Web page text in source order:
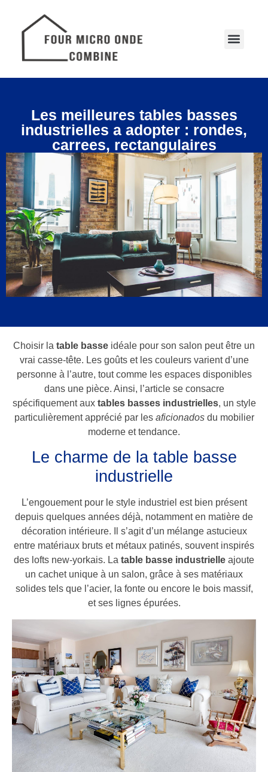
Les meilleures tables basses
industrielles a adopter : rondes,
carrees, rectangulaires
Choisir la table basse idéale pour son salon peut être un
vrai casse-tête. Les goûts et les couleurs varient d’une
personne à l’autre, tout comme les espaces disponibles
dans une pièce. Ainsi, l’article se consacre
spécifiquement aux tables basses industrielles, un style
particulièrement apprécié par les aficionadosdu mobilier
moderne et tendance.
Le charme de la table basse
industrielle
L’engouement pour le style industriel est bien présent
depuis quelques années déjà, notamment en matière de
décoration intérieure. Il s’agit d’un mélange astucieux
entre matériaux bruts et métaux patinés, souvent inspirés
des lofts new-yorkais. La table basse industrielle ajoute
un cachet unique à un salon, grâce à ses matériaux
solides tels que l’acier, la fonte ou encore le bois massif,
et ses lignes épurées.